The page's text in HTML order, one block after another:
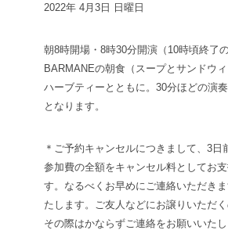
2022年 4月3日 日曜日
朝8時開場・8時30分開演（10時頃終了の
BARMANEの朝食（スープとサンドウ
ハーブティーとともに。 30分ほどの演
となります。
＊ご予約キャンセルにつきまして、3日
参加費の全額をキャンセル料としてお
す。なるべくお早めにご連絡いただき
たします。ご友人などにお譲りいただく
その際はかならずご連絡をお願いいたし